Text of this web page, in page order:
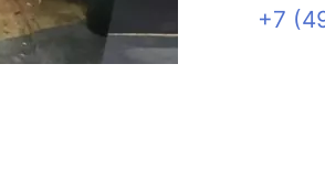
+7